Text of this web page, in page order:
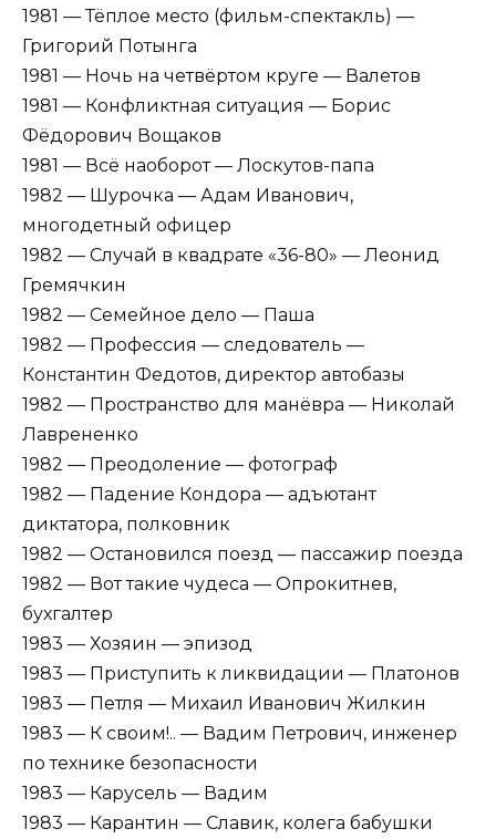
1981 — Тёплое место (фильм-спектакль) —
Григорий Потынга
1981 — Ночь на четвёртом круге — Валетов
1981 — Конфликтная ситуация — Борис
Фёдорович Вощаков
1981 — Всё наоборот — Лоскутов-папа
1982 — Шурочка — Адам Иванович,
многодетный офицер
1982 — Случай в квадрате «36-80» — Леонид
Гремячкин
1982 — Семейное дело — Паша
1982 — Профессия — следователь —
Константин Федотов, директор автобазы
1982 — Пространство для манёвра — Николай
Лаврененко
1982 — Преодоление — фотограф
1982 — Падение Кондора — адъютант
диктатора, полковник
1982 — Остановился поезд — пассажир поезда
1982 — Вот такие чудеса — Опрокитнев,
бухгалтер
1983 — Хозяин — эпизод
1983 — Приступить к ликвидации — Платонов
1983 — Петля — Михаил Иванович Жилкин
1983 — К своим!.. — Вадим Петрович, инженер
по технике безопасности
1983 — Карусель — Вадим
1983 — Карантин — Славик, колега бабушки